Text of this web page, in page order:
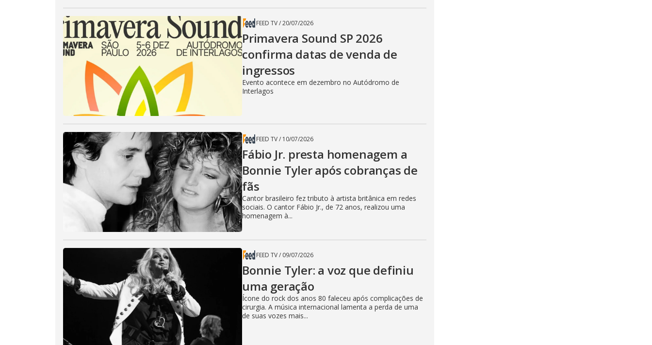
FEED TV/20/07/2026
Primavera Sound SP 2026
confirma datas de venda de
ingressos
Evento acontece em dezembro no Autódromo de
Interlagos
FEED TV/ 10/07/2026
Fábio Jr. presta homenagem a
Bonnie Tyler após cobranças de
fãs
Cantor brasileiro fez tributo à artista britânica em redes
sociais. O cantor Fábio Jr., de 72 anos, realizou uma
homenagem à...
FEED TV/ 09/07/2026
Bonnie Tyler: a voz que definiu
uma geração
Ícone do rock dos anos 80 faleceu após complicações de
cirurgia. A música internacional lamenta a perda de uma
de suas vozes mais...